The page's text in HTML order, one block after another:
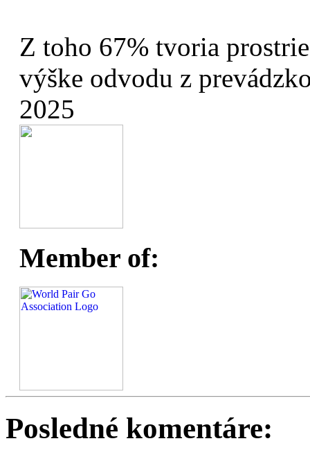
Z toho 67% tvoria
výške odvodu z
2025
Member of:
Posledné komentáre: